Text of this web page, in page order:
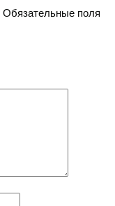
Обязательные поля